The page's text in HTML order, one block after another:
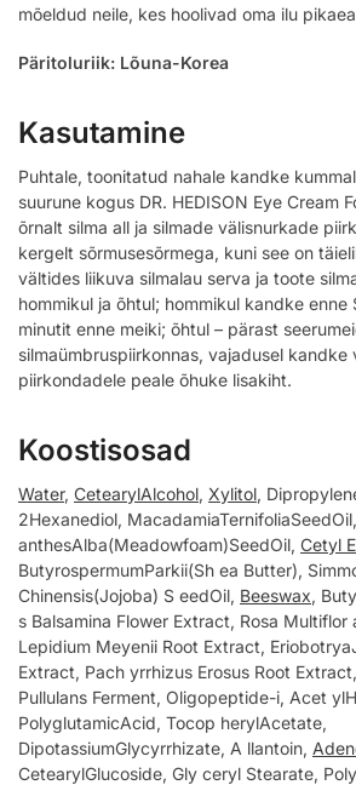
mõeldud neile, kes hoolivad oma ilu
Päritoluriik: Lõuna-Korea
Kasutamine
Puhtale, toonitatud nahale kandke
suurune kogus DR. HEDISON Eye Cream
õrnalt silma all ja silmade välisnurkade
kergelt sõrmusesõrmega, kuni see on
vältides liikuva silmalau serva ja toote
hommikul ja õhtul; hommikul kandke enne
minutit enne meiki; õhtul – pärast
silmaümbruspiirkonnas, vajadusel kandke
piirkondadele peale õhuke lisakiht.
Koostisosad
Water, CetearylAlcohol, Xylitol,
2Hexanediol,
anthesAlba(Meadowfoam)SeedOil, Cetyl
ButyrospermumParkii(Sh ea Butter),
Chinensis(Jojoba) S eedOil, Beeswax,
s Balsamina Flower Extract, Rosa Multiflor
Lepidium Meyenii Root Extract,
Extract, Pach yrrhizus Erosus Root
Pullulans Ferment, Oligopeptide-i, Acet
PolyglutamicAcid, Tocop herylAcetate,
DipotassiumGlycyrrhizate, A llantoin,
CetearylGlucoside, Gly ceryl Stearate,